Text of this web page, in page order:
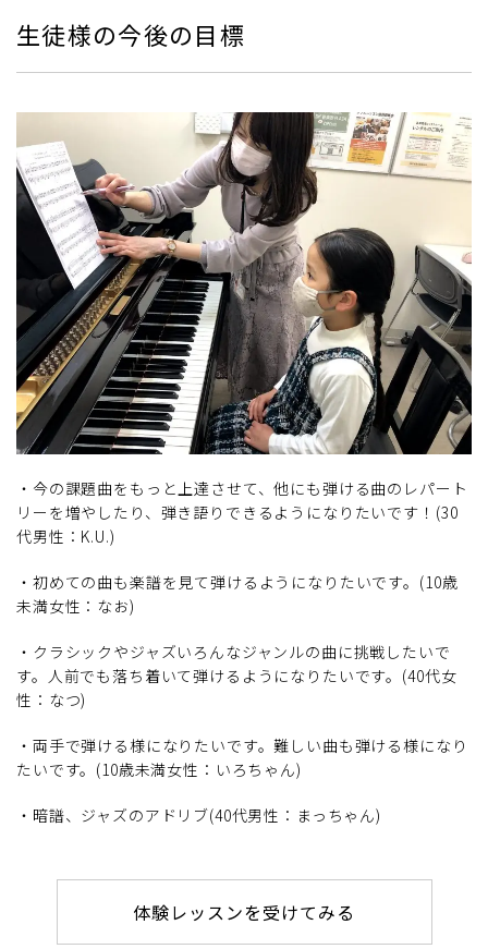
生徒様の今後の目標
・今の課題曲をもっと上達させて、他にも弾ける曲のレパート
リーを増やしたり、弾き語りできるようになりたいです！(30
代男性：K.U.)
・初めての曲も楽譜を見て弾けるようになりたいです。(10歳
未満女性：なお)
・クラシックやジャズいろんなジャンルの曲に挑戦したいで
す。人前でも落ち着いて弾けるようになりたいです。(40代女
性：なつ)
・両手で弾ける様になりたいです。難しい曲も弾ける様になり
たいです。(10歳未満女性：いろちゃん)
・暗譜、ジャズのアドリブ(40代男性：まっちゃん)
体験レッスンを受けてみる